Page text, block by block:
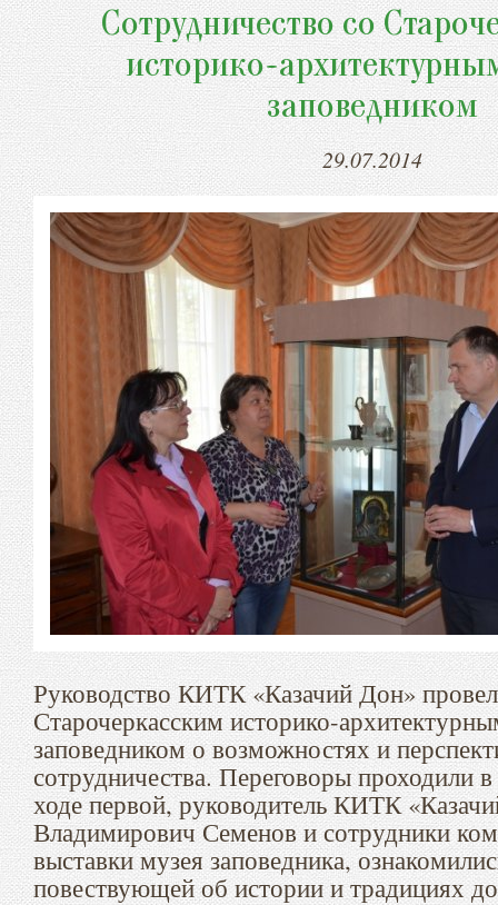
Сотрудничество со
историко-
заповедником
29.07.2014
Руководство КИТК «Казачий Дон»
Старочеркасским историко-
заповедником о возможностях и
сотрудничества. Переговоры проходили
ходе первой, руководитель КИТК
Владимирович Семенов и сотрудники
выставки музея заповедника,
повествующей об истории и традициях